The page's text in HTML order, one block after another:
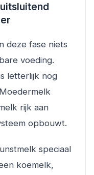
deze fase niets
voeding.
letterlijk nog
rijk aan
opbouwt.
speciaal
koemelk,